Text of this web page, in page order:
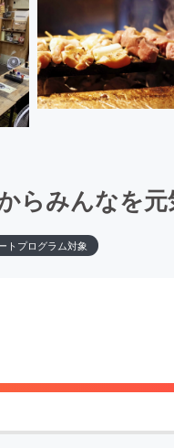
らみんなを元
トプログラム対象